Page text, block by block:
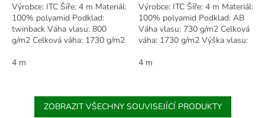
Výrobce: ITC Šíře: 4 m Materiál:
100% polyamid Podklad:
twinback Váha vlasu: 800
g/m2 Celková váha: 1730 g/m2
výška: 6,00...
4 m
Výrobce: ITC Šíře: 4 m Materiál:
100% polyamid Podklad: AB
Váha vlasu: 730 g/m2 Celková
váha: 1730 g/m2 Výška vlasu:
mm
4 m
ZOBRAZIT VŠECHNY SOUVISEJÍCÍ PRODUKTY